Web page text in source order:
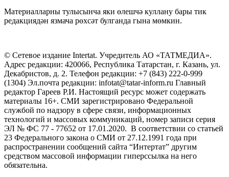
Материалларны тулысынча яки өлешчә куллану бары тик
редакциядән язмача рөхсәт булганда гына мөмкин.
© Сетевое издание Intertat. Учредитель АО «ТАТМЕДИА».
Адрес редакции: 420066, Республика Татарстан, г. Казань, ул.
Декабристов, д. 2. Телефон редакции: +7 (843) 222-0-999
(1304) Эл.почта редакции: infotat@tatar-inform.ru Главный
редактор Гареев Р.И. Настоящий ресурс может содержать
материалы 16+. СМИ зарегистрировано Федеральной
службой по надзору в сфере связи, информационных
технологий и массовых коммуникаций, номер записи серия
ЭЛ № ФС 77 - 77652 от 17.01.2020. В соответствии со статьей
23 Федерального закона о СМИ от 27.12.1991 года при
распространении сообщений сайта “Интертат” другим
средством массовой информации гиперссылка на него
обязательна.